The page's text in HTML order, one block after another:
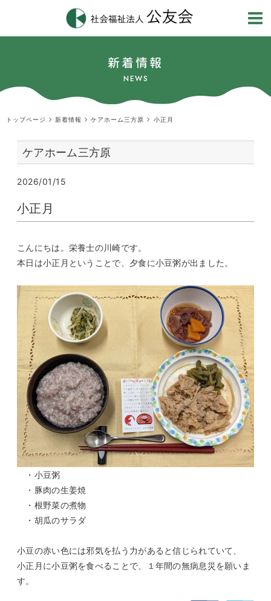
新着情報
NEWS
トップページ 新着情報 ケアホーム三方原 小正月
ケアホーム三方原
2026/01/15
小正月
こんにちは。栄養士の川崎です。
本日は小正月ということで、夕食に小豆粥が出ました。
・小豆粥
・豚肉の生姜焼
・根野菜の煮物
・胡瓜のサラダ
小豆の赤い色には邪気を払う力があると信じられていて、
小正月に小豆粥を食べることで、１年間の無病息災を願いま
す。